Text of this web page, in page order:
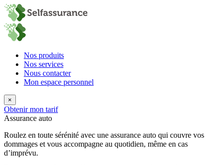
Nos produits
Nos services
Nous contacter
Mon espace personnel
×
Obtenir mon tarif
Assurance auto
Roulez en toute sérénité avec une assurance auto qui couvre vos
dommages et vous accompagne au quotidien, même en cas
d’imprévu.